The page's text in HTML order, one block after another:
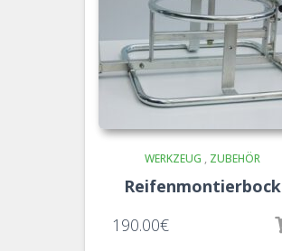
WERKZEUG , ZUBEHÖR
Reifenmontierbock
190.00€